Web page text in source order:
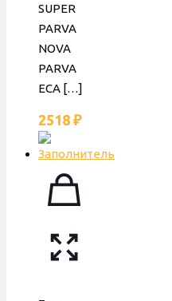
SUPER
PARVA
NOVA
PARVA
ECA […]
2518 ₽